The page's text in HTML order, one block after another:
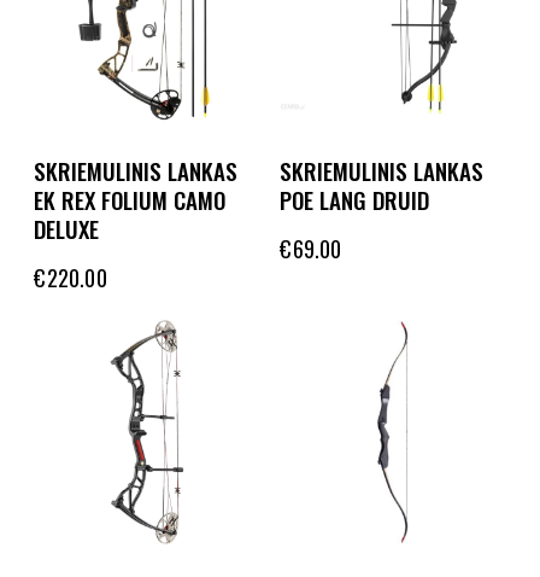
SKRIEMULINIS LANKAS
EK REX FOLIUM CAMO
DELUXE
€220.00
SKRIEMULINIS LANKAS
POE LANG DRUID
€69.00